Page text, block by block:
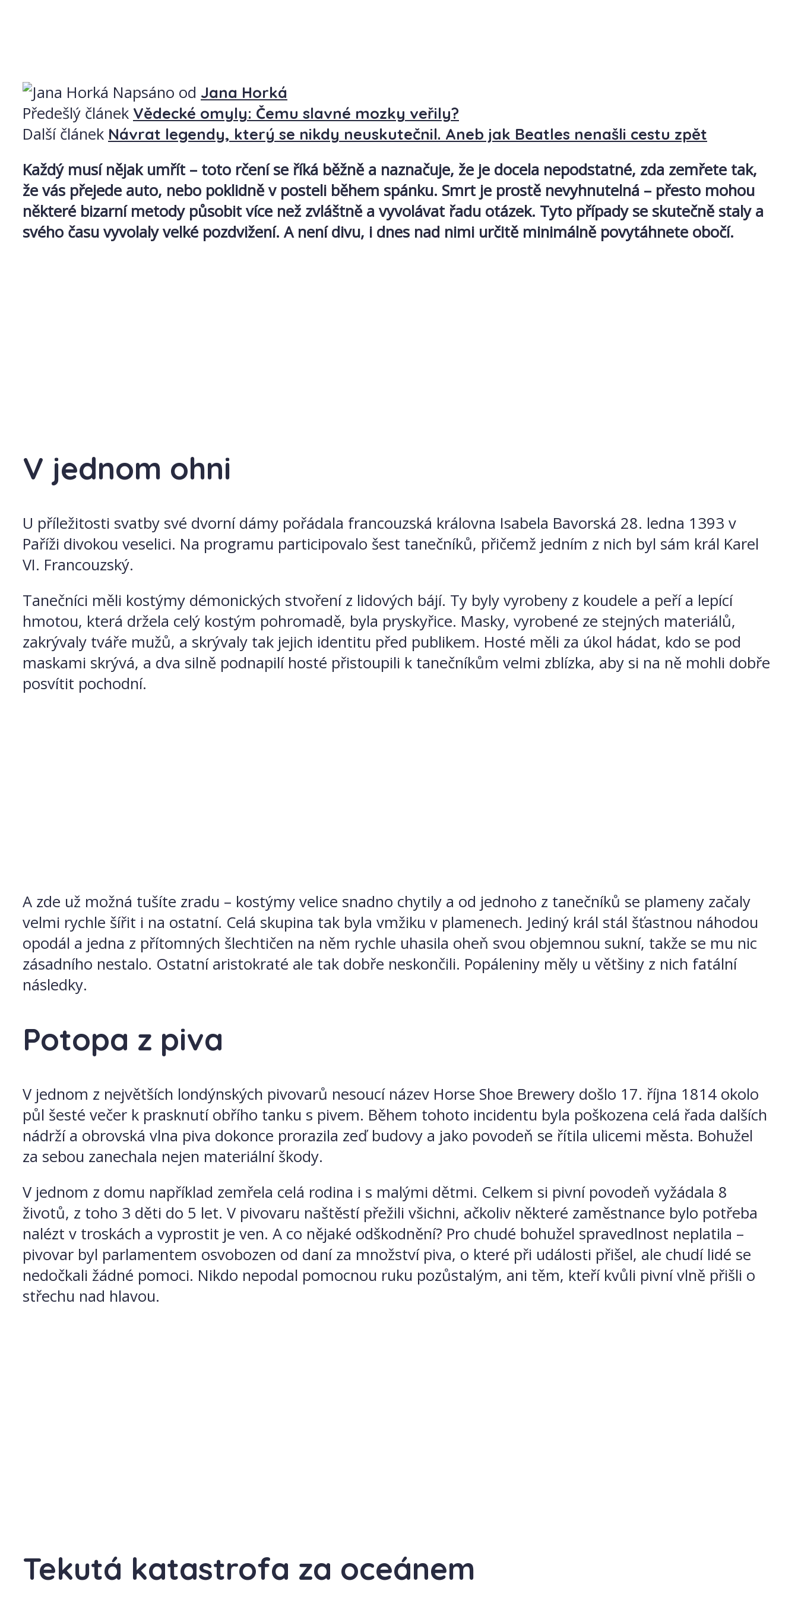
Napsáno od Jana Horká
Předešlý článek Vědecké omyly: Čemu slavné mozky veřily?
Další článek Návrat legendy, který se nikdy neuskutečnil. Aneb jak Beatles nenašli cestu zpět
Každý musí nějak umřít – toto rčení se říká běžně a naznačuje, že je docela nepodstatné, zda zemřete tak,
že vás přejede auto, nebo poklidně v posteli během spánku. Smrt je prostě nevyhnutelná – přesto mohou
některé bizarní metody působit více než zvláštně a vyvolávat řadu otázek. Tyto případy se skutečně staly a
svého času vyvolaly velké pozdvižení. A není divu, i dnes nad nimi určitě minimálně povytáhnete obočí.
V jednom ohni
U příležitosti svatby své dvorní dámy pořádala francouzská královna Isabela Bavorská 28. ledna 1393 v
Paříži divokou veselici. Na programu participovalo šest tanečníků, přičemž jedním z nich byl sám král Karel
VI. Francouzský.
Tanečníci měli kostýmy démonických stvoření z lidových bájí. Ty byly vyrobeny z koudele a peří a lepící
hmotou, která držela celý kostým pohromadě, byla pryskyřice. Masky, vyrobené ze stejných materiálů,
zakrývaly tváře mužů, a skrývaly tak jejich identitu před publikem. Hosté měli za úkol hádat, kdo se pod
maskami skrývá, a dva silně podnapilí hosté přistoupili k tanečníkům velmi zblízka, aby si na ně mohli dobře
posvítit pochodní.
A zde už možná tušíte zradu – kostýmy velice snadno chytily a od jednoho z tanečníků se plameny začaly
velmi rychle šířit i na ostatní. Celá skupina tak byla vmžiku v plamenech. Jediný král stál šťastnou náhodou
opodál a jedna z přítomných šlechtičen na něm rychle uhasila oheň svou objemnou sukní, takže se mu nic
zásadního nestalo. Ostatní aristokraté ale tak dobře neskončili. Popáleniny měly u většiny z nich fatální
následky.
Potopa z piva
V jednom z největších londýnských pivovarů nesoucí název Horse Shoe Brewery došlo 17. října 1814 okolo
půl šesté večer k prasknutí obřího tanku s pivem. Během tohoto incidentu byla poškozena celá řada dalších
nádrží a obrovská vlna piva dokonce prorazila zeď budovy a jako povodeň se řítila ulicemi města. Bohužel
za sebou zanechala nejen materiální škody.
V jednom z domu například zemřela celá rodina i s malými dětmi. Celkem si pivní povodeň vyžádala 8
životů, z toho 3 děti do 5 let. V pivovaru naštěstí přežili všichni, ačkoliv některé zaměstnance bylo potřeba
nalézt v troskách a vyprostit je ven. A co nějaké odškodnění? Pro chudé bohužel spravedlnost neplatila –
pivovar byl parlamentem osvobozen od daní za množství piva, o které při události přišel, ale chudí lidé se
nedočkali žádné pomoci. Nikdo nepodal pomocnou ruku pozůstalým, ani těm, kteří kvůli pivní vlně přišli o
střechu nad hlavou.
Tekutá katastrofa za oceánem